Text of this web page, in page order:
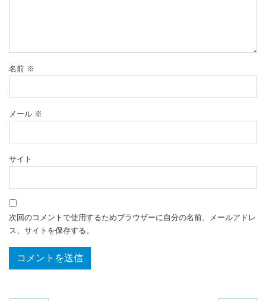
名前 ※
メール ※
サイト
次回のコメントで使用するためブラウザーに自分の名前、メールアドレ
ス、サイトを保存する。